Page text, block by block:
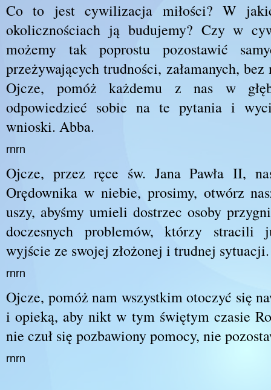
Co to jest cywilizacja miłości? W
okolicznościach ją budujemy? Czy w
możemy tak poprostu pozostawić
przeżywających trudności, załamanych,
Ojcze, pomóż każdemu z nas w
odpowiedzieć sobie na te pytania i
wnioski. Abba.
rnrn
Ojcze, przez ręce św. Jana Pawła II,
Orędownika w niebie, prosimy, otwórz
uszy, abyśmy umieli dostrzec osoby
doczesnych problemów, którzy stracili
wyjście ze swojej złożonej i trudnej sytuacji.
rnrn
Ojcze, pomóż nam wszystkim otoczyć się
i opieką, aby nikt w tym świętym czasie
nie czuł się pozbawiony pomocy, nie
rnrn